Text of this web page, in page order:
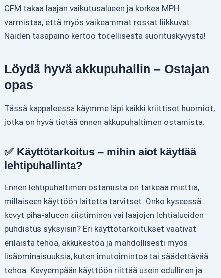
CFM takaa laajan vaikutusalueen ja korkea MPH
varmistaa, että myös vaikeammat roskat liikkuvat.
Näiden tasapaino kertoo todellisesta suorituskyvystä!
Löydä hyvä akkupuhallin – Ostajan
opas
Tässä kappaleessa käymme läpi kaikki kriittiset huomiot,
jotka on hyvä tietää ennen akkupuhaltimen ostamista.
✅ Käyttötarkoitus – mihin aiot käyttää
lehtipuhallinta?
Ennen lehtipuhaltimen ostamista on tärkeää miettiä,
millaiseen käyttöön laitetta tarvitset. Onko kyseessä
kevyt piha-alueen siistiminen vai laajojen lehtialueiden
puhdistus syksyisin? Eri käyttötarkoitukset vaativat
erilaista tehoa, akkukestoa ja mahdollisesti myös
lisäominaisuuksia, kuten imutoimintoa tai säädettävää
tehoa. Kevyempään käyttöön riittää usein edullinen ja